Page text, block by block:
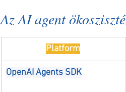
Az AI agent
Platform
OpenAI Agents SDK